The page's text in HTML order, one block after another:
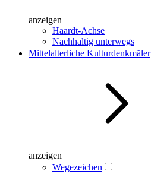
anzeigen
Haardt-Achse
Nachhaltig unterwegs
Mittelalterliche Kulturdenkmäler
anzeigen
Wegezeichen